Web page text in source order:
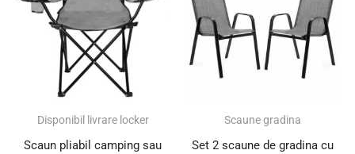
Disponibil livrare locker
Scaun pliabil camping sau
SUPER PREȚ!Scaune gradina
Set 2 scaune de gradina cu
252.00 lei.